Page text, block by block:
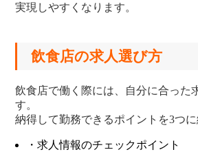
実現しやすくなります。
飲食店の求人選び方
飲食店で働く際には、自分に合った
す。
納得して勤務できるポイントを3つに
・求人情報のチェックポイント